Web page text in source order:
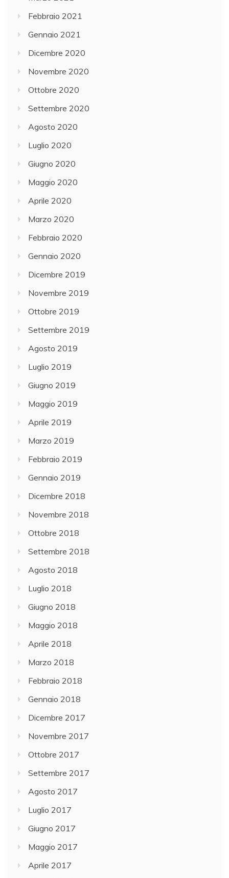
Febbraio 2021
Gennaio 2021
Dicembre 2020
Novembre 2020
Ottobre 2020
Settembre 2020
Agosto 2020
Luglio 2020
Giugno 2020
Maggio 2020
Aprile 2020
Marzo 2020
Febbraio 2020
Gennaio 2020
Dicembre 2019
Novembre 2019
Ottobre 2019
Settembre 2019
Agosto 2019
Luglio 2019
Giugno 2019
Maggio 2019
Aprile 2019
Marzo 2019
Febbraio 2019
Gennaio 2019
Dicembre 2018
Novembre 2018
Ottobre 2018
Settembre 2018
Agosto 2018
Luglio 2018
Giugno 2018
Maggio 2018
Aprile 2018
Marzo 2018
Febbraio 2018
Gennaio 2018
Dicembre 2017
Novembre 2017
Ottobre 2017
Settembre 2017
Agosto 2017
Luglio 2017
Giugno 2017
Maggio 2017
Aprile 2017